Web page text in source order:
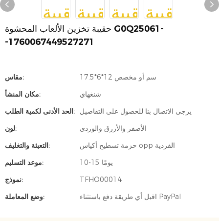
حقيبة تخزين الألعاب المحشوة G0Q25061-
-1760067449527271
مقاس:
17.5*6*12 سم أو مخصص
مكان المنشأ:
شنغهاي
الحد الأدنى لكمية الطلب:
يرجى الاتصال بنا للحصول على التفاصيل
لون:
الأصفر والأزرق والوردي
التعبئة والتغليف:
حزمة تسطيح أكياس opp الفردية
موعد التسليم:
10-15 يومًا
نموذج:
TFHO00014
وضع المعاملة:
اقبل أي طريقة دفع باستثناء PayPal